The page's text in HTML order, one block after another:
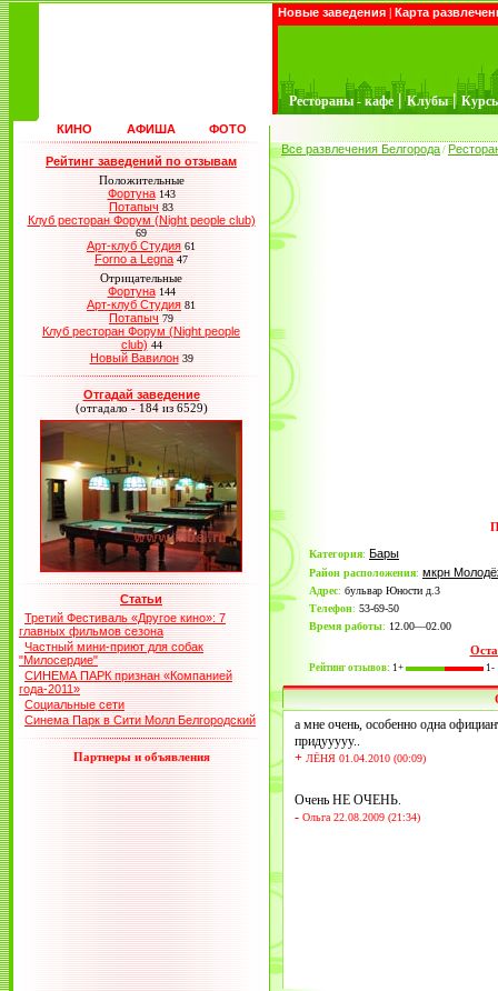
Новые заведения | Карта
Рестораны - кафе | Клубы |
КИНО АФИША ФОТО
Рейтинг заведений по отзывам
Положительные
Фортуна 143
Потапыч 83
Клуб ресторан Форум (Night people club)
69
Арт-клуб Студия 61
Forno a Legna 47
Отрицательные
Фортуна 144
Арт-клуб Студия 81
Потапыч 79
Клуб ресторан Форум (Night people
club) 44
Новый Вавилон 39
Отгадай заведение
(отгадало - 184 из 6529)
Статьи
Третий Фестиваль «Другое кино»: 7
главных фильмов сезона
Частный мини-приют для собак
"Милосердие"
СИНЕМА ПАРК признан «Компанией
года-2011»
Социальные сети
Синема Парк в Сити Молл Белгородский
Партнеры и объявления
Все развлечения Белгорода /
Категория: Бары
Район расположения: мкрн
Адрес: бульвар Юности д.3
Телефон: 53-69-50
Время работы: 12.00—02.00
Рейтинг отзывов: 1+ 1-
а мне очень, особенно одна
придууууу..
+ ЛЁНЯ 01.04.2010 (00:09)
Очень НЕ ОЧЕНЬ.
- Ольга 22.08.2009 (21:34)